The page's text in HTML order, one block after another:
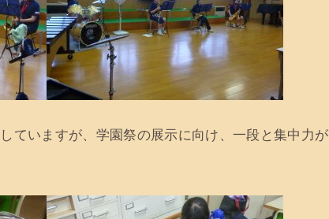
ていますが、学園祭の展示に向け、一段と集中力が